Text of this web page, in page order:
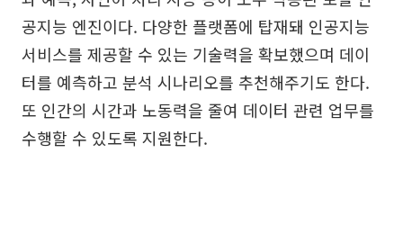
공지능 엔진이다. 다양한 플랫폼에 탑재돼 인공지능
서비스를 제공할 수 있는 기술력을 확보했으며 데이
터를 예측하고 분석 시나리오를 추천해주기도 한다.
또 인간의 시간과 노동력을 줄여 데이터 관련 업무를
수행할 수 있도록 지원한다.